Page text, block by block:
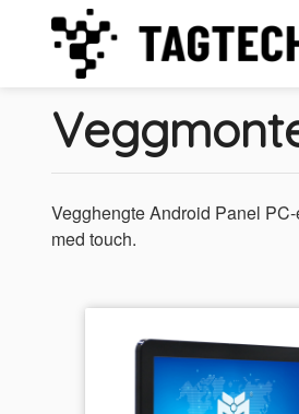
innholdet
Vegghengte Android Panel
med touch.